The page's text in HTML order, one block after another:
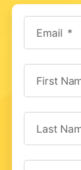
Email
First
Last